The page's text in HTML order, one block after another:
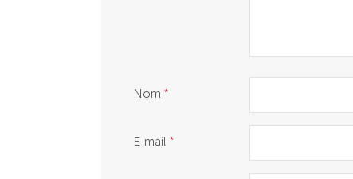
Nom *
E-mail *